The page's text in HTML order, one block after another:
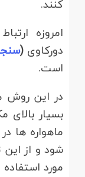
کنند.
امروزه
دورکاوی(
است.
در این روش
بسیار بالای
ماهواره ها
شود و از این
مورد